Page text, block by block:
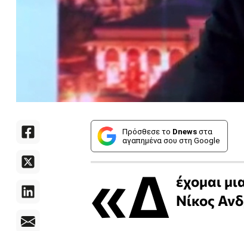
Πρόσθεσε το Dnews στα
αγαπημένα σου στη Google
«Δ έχομαι
Νίκος